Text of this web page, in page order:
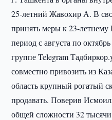
25-летний Жавохир А. В
принять меры к 23-
период с августа по
группе Telegram
совместно привозить из
область крупный рогатый
продавать. Поверив
общей сложности 32